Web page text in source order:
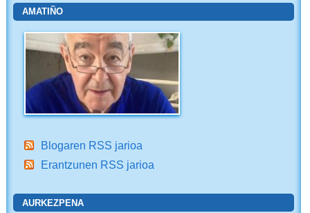
AMATIÑO
Blogaren RSS jarioa
Erantzunen RSS jarioa
AURKEZPENA